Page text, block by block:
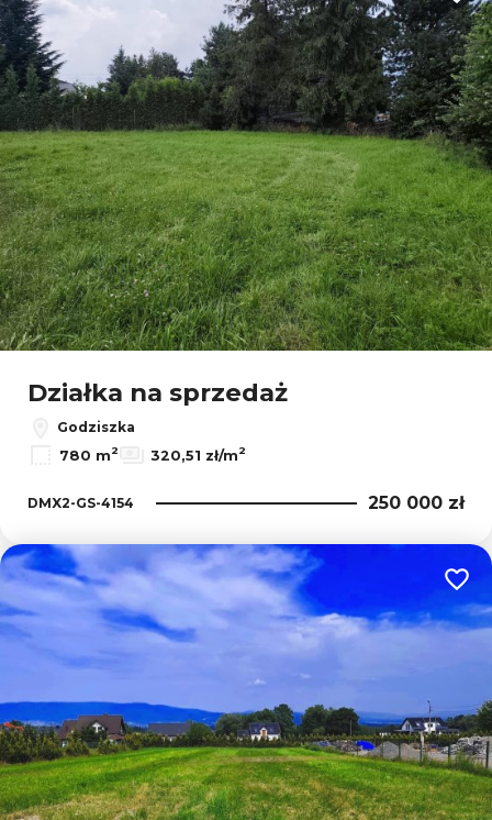
Działka na sprzedaż
Godziszka
780 m2 320,51 zł/m2
DMX2-GS-4154 250 000 zł